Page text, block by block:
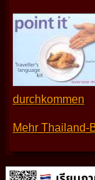
durchkommen
Mehr Thailand-